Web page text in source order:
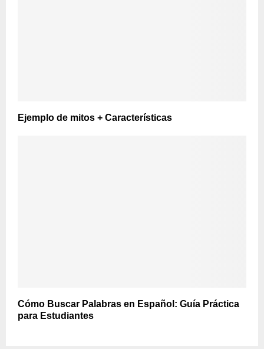
Ejemplo de mitos + Características
Cómo Buscar Palabras en Español: Guía Práctica
para Estudiantes